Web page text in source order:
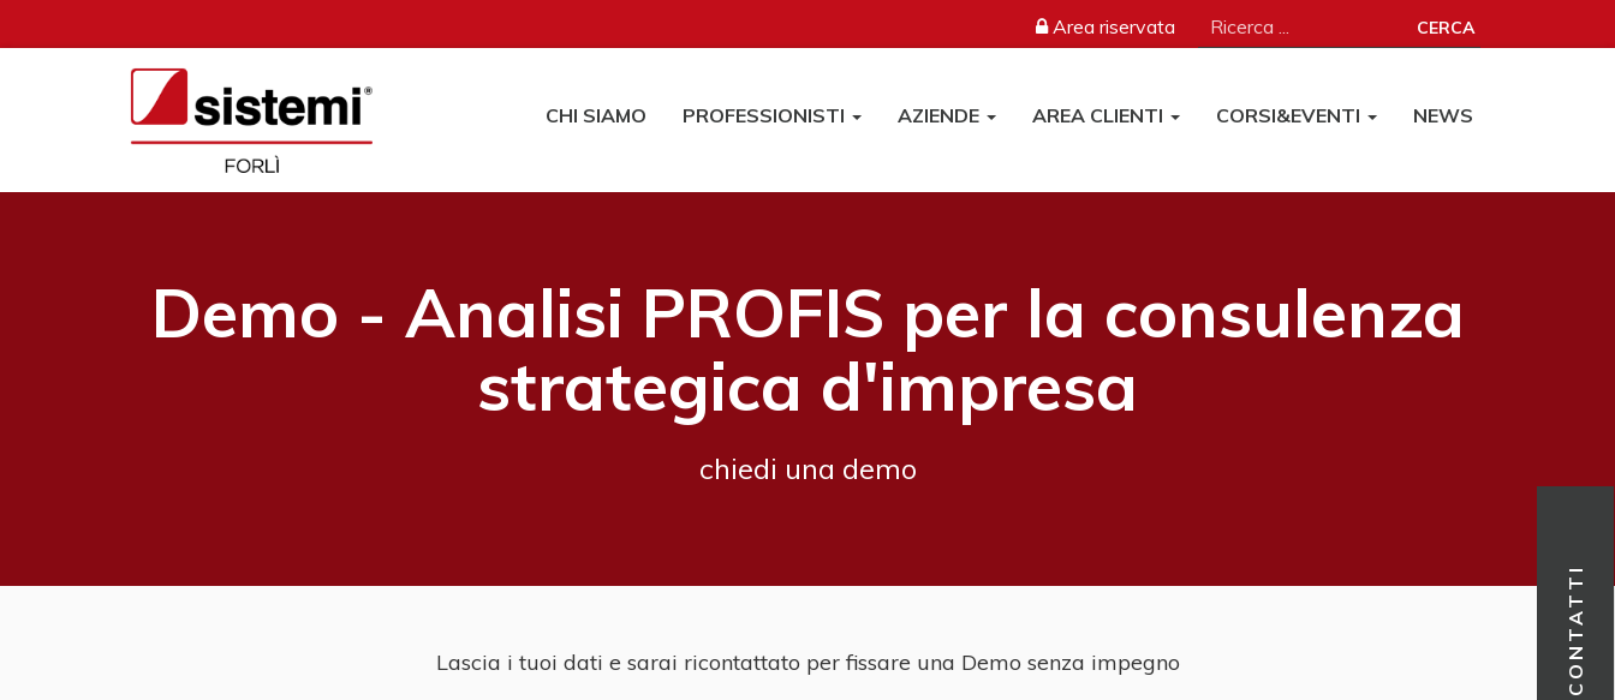
CONTATTI
Area riservata CERCA
CHI SIAMO PROFESSIONISTI AZIENDE AREA CLIENTI CORSI&EVENTI NEWS
Demo - Analisi PROFIS per la consulenza
strategica d'impresa
chiedi una demo
Lascia i tuoi dati e sarai ricontattato per fissare una Demo senza impegno